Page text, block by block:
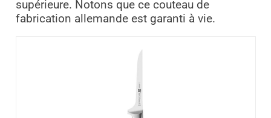
supérieure. Notons que ce couteau de
fabrication allemande est garanti à vie.